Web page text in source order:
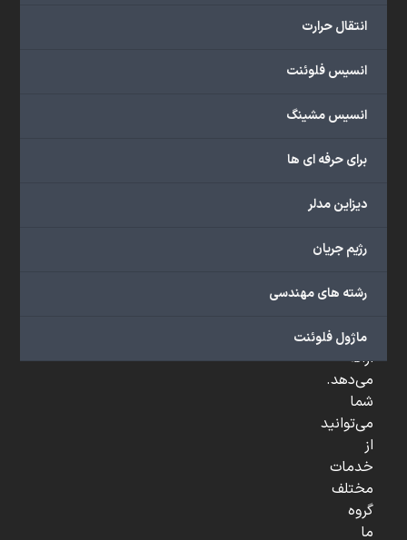
انتقال حرارت
انسیس فلوئنت
انسیس مشینگ
برای حرفه ای ها
دیزاین مدلر
رژیم جریان
رشته های مهندسی
ماژول فلوئنت
(CFD)
هستند.
ما
گسترده‌ای
با
دانشگاهی،
صنعتی
...
ارائه
می‌دهد.
شما
می‌توانید
از
خدمات
مختلف
گروه
ما